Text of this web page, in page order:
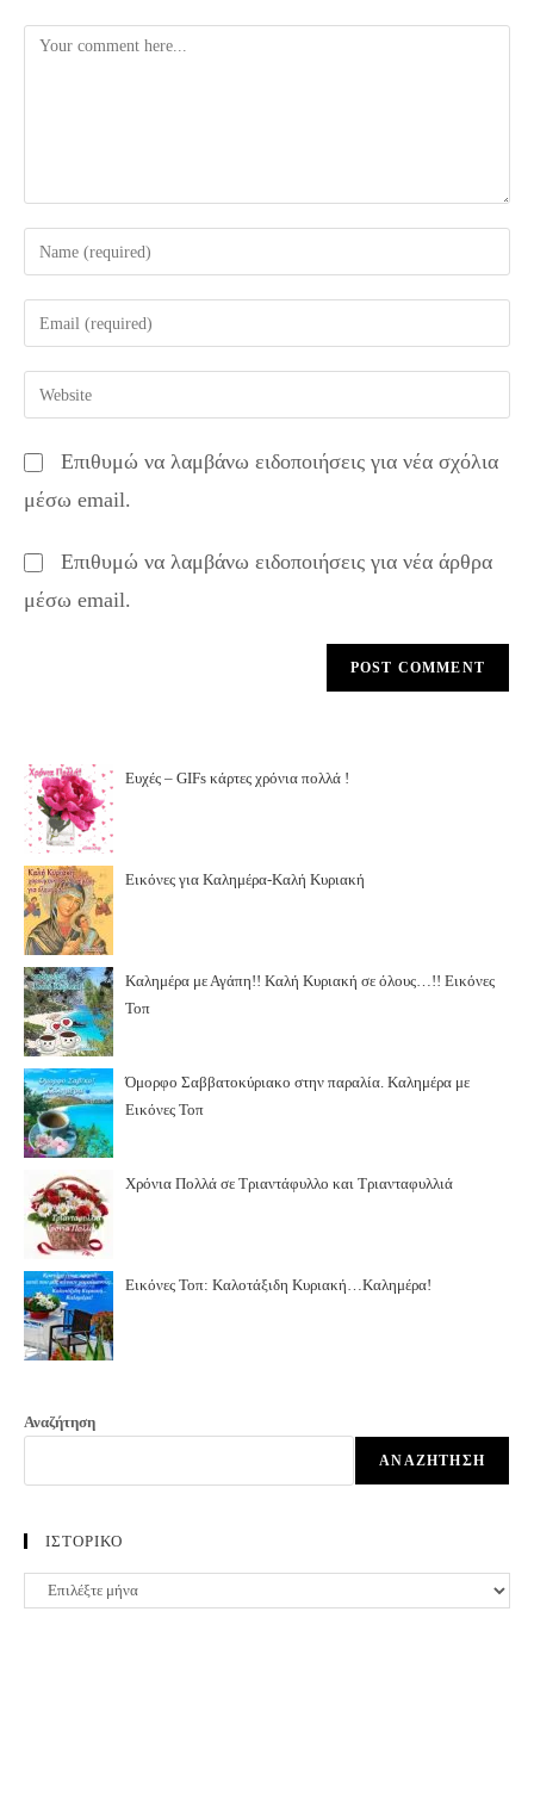
Comment
Enter
your
name
comment
Enter
your
email
address
comment
Enter
your
URL
(optional)
Επιθυμώ να λαμβάνω ειδοποιήσεις για νέα σχόλια
μέσω email.
Επιθυμώ να λαμβάνω ειδοποιήσεις για νέα άρθρα
μέσω email.
Ευχές – GIFs κάρτες χρόνια πολλά !
Εικόνες για Καλημέρα-Καλή Κυριακή
Καλημέρα με Αγάπη!! Καλή Κυριακή σε όλους…!! Εικόνες
Τοπ
Όμορφο Σαββατοκύριακο στην παραλία. Καλημέρα με
Εικόνες Τοπ
Χρόνια Πολλά σε Τριαντάφυλλο και Τριανταφυλλιά
Εικόνες Τοπ: Καλοτάξιδη Κυριακή…Καλημέρα!
Αναζήτηση
ΑΝΑΖΉΤΗΣΗ
ΙΣΤΟΡΙΚΟ
ΙΣΤΟΡΙΚΟ